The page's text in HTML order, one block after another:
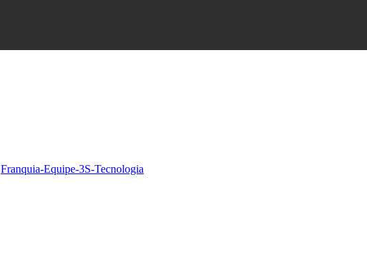
Franquia-Equipe-3S-Tecnologia